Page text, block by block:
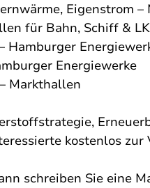
Eigenstrom –
für Bahn, Schiff &
Hamburger
Energiewerke
Markthallen
kostenlos zur
schreiben Sie eine